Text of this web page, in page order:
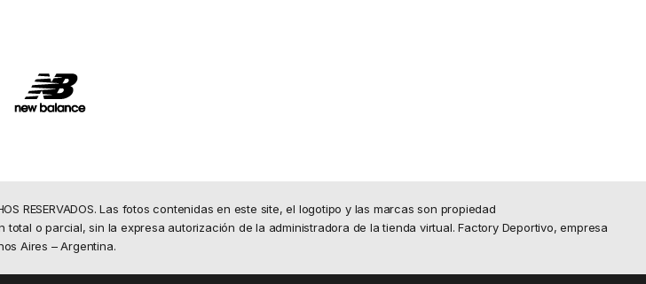
RESERVADOS. Las fotos contenidas en este site, el logotipo y las marcas son propiedad
o parcial, sin la expresa autorización de la administradora de la tienda virtual. Factory Deportivo, empresa
Aires – Argentina.